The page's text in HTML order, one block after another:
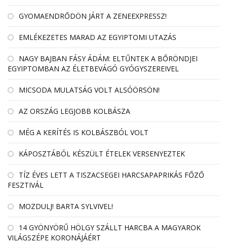
GYOMAENDRŐDÖN JÁRT A ZENEEXPRESSZ!
EMLÉKEZETES MARAD AZ EGYIPTOMI UTAZÁS
NAGY BAJBAN FÁSY ÁDÁM: ELTŰNTEK A BŐRÖNDJEI
EGYIPTOMBAN AZ ÉLETBEVÁGÓ GYÓGYSZEREIVEL
MICSODA MULATSÁG VOLT ALSÓÖRSÖN!
AZ ORSZÁG LEGJOBB KOLBÁSZA
MÉG A KERÍTÉS IS KOLBÁSZBÓL VOLT
KÁPOSZTÁBÓL KÉSZÜLT ÉTELEK VERSENYEZTEK
TÍZ ÉVES LETT A TISZACSEGEI HARCSAPAPRIKÁS FŐZŐ
FESZTIVÁL
MOZDULJ! BARTA SYLVIVEL!
14 GYÖNYÖRŰ HÖLGY SZÁLLT HARCBA A MAGYAROK
VILÁGSZÉPE KORONÁJÁÉRT